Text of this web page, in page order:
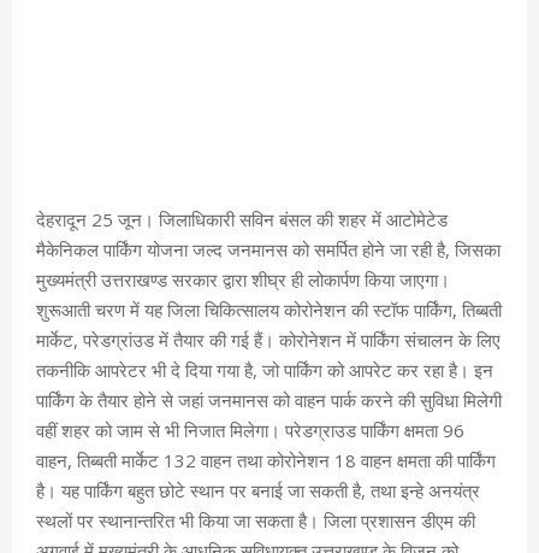
देहरादून 25 जून। जिलाधिकारी सविन बंसल की शहर में आटोमेटेड
मैकेनिकल पार्किंग योजना जल्द जनमानस को समर्पित होने जा रही है, जिसका
मुख्यमंत्री उत्तराखण्ड सरकार द्वारा शीघ्र ही लोकार्पण किया जाएगा।
शुरूआती चरण में यह जिला चिकित्सालय कोरोनेशन की स्टॉफ पार्किंग, तिब्बती
मार्केट, परेडग्रांउड में तैयार की गई हैं। कोरोनेशन में पार्किंग संचालन के लिए
तकनीकि आपरेटर भी दे दिया गया है, जो पार्किंग को आपरेट कर रहा है। इन
पार्किंग के तैयार होने से जहां जनमानस को वाहन पार्क करने की सुविधा मिलेगी
वहीं शहर को जाम से भी निजात मिलेगा। परेडग्राउड पार्किंग क्षमता 96
वाहन, तिब्बती मार्केट 132 वाहन तथा कोरोनेशन 18 वाहन क्षमता की पार्किंग
है। यह पार्किंग बहुत छोटे स्थान पर बनाई जा सकती है, तथा इन्हे अनयंत्र
स्थलों पर स्थानान्तरित भी किया जा सकता है। जिला प्रशासन डीएम की